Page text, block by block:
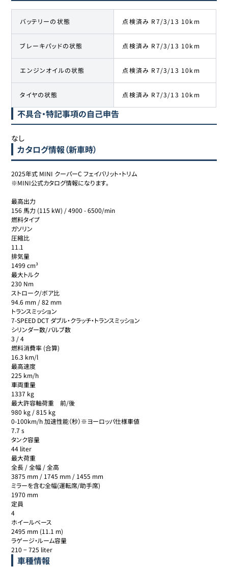
バッテリーの状態 点検済み R7/3/13 10km
ブレーキパッドの状態 点検済み R7/3/13 10km
エンジンオイルの状態 点検済み R7/3/13 10km
タイヤの状態 点検済み R7/3/13 10km
不具合・特記事項の自己申告
なし
カタログ情報（新車時）
2025年式 MINI クーパーC フェイバリット・トリム
※MINI公式カタログ情報になります。
最高出力
156 馬力 (115 kW) / 4900 - 6500/min
燃料タイプ
ガソリン
圧縮比
11.1
排気量
1499 cm³
最大トルク
230 Nm
ストローク/ボア比
94.6 mm / 82 mm
トランスミッション
7-SPEED DCT ダブル・クラッチ・トランスミッション
シリンダー数/バルブ数
3 / 4
燃料消費率 (合算)
16.3 km/l
最高速度
225 km/h
車両重量
1337 kg
最大許容軸荷重　前/後
980 kg / 815 kg
0-100km/h 加速性能（秒）※ヨーロッパ仕様車値
7.7 s
タンク容量
44 liter
最大荷重
全長 / 全幅 / 全高
3875 mm / 1745 mm / 1455 mm
ミラーを含む全幅(運転席/助手席)
1970 mm
定員
4
ホイールベース
2495 mm (11.1 m)
ラゲージ・ルーム容量
210 − 725 liter
車種情報